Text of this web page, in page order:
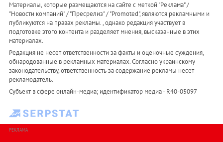
Материалы, которые размещаются на сайте с меткой "Реклама" /
"Новости компаний" / "Пресрелиз" / "Promoted", являются рекламными и
публикуются на правах рекламы. , однако редакция участвует в
подготовке этого контента и разделяет мнения, высказанные в этих
материалах.
Редакция не несет ответственности за факты и оценочные суждения,
обнародованные в рекламных материалах. Согласно украинскому
законодательству, ответственность за содержание рекламы несет
рекламодатель.
Субъект в сфере онлайн-медиа; идентификатор медиа - R40-05097
РЕКЛАМА